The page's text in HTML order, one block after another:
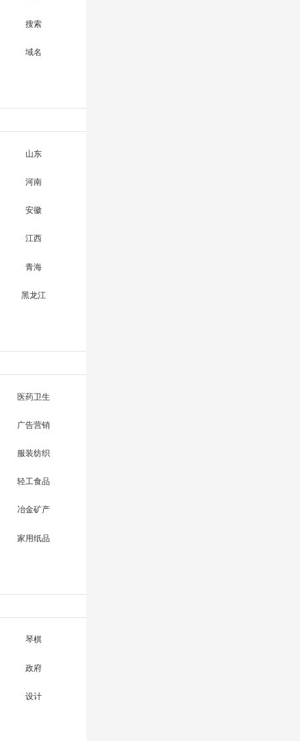
搜索
域名
山东
河南
安徽
江西
青海
黑龙江
医药卫生
广告营销
服装纺织
轻工食品
冶金矿产
家用纸品
琴棋
政府
设计